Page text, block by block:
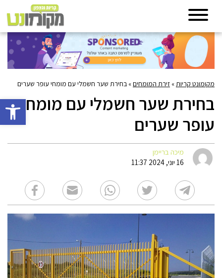
פתח
מקומונט קריות » זירת המומחים» בחירת שער חשמלי עם מומחי עופר שערים
בחירת שער חשמלי עם מומחי
עופר שערים
מיכה בריימן
16 יוני, 2024 11:37